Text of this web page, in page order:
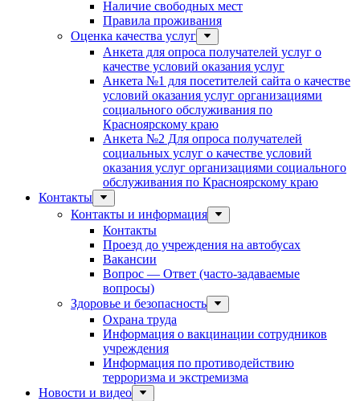
Наличие свободных мест
Правила проживания
Оценка качества услуг
Анкета для опроса получателей услуг о
качестве условий оказания услуг
Анкета №1 для посетителей сайта о качестве
условий оказания услуг организациями
социального обслуживания по
Красноярскому краю
Анкета №2 Для опроса получателей
социальных услуг о качестве условий
оказания услуг организациями социального
обслуживания по Красноярскому краю
Контакты
Контакты и информация
Контакты
Проезд до учреждения на автобусах
Вакансии
Вопрос — Ответ (часто-задаваемые
вопросы)
Здоровье и безопасность
Охрана труда
Информация о вакцинации сотрудников
учреждения
Информация по противодействию
терроризма и экстремизма
Новости и видео